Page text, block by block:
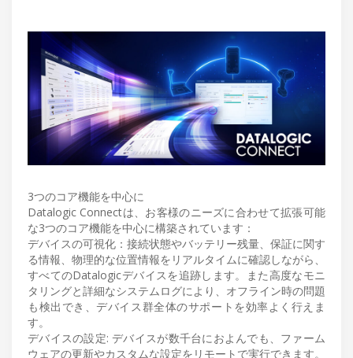
3つのコア機能を中心に
Datalogic Connectは、お客様のニーズに合わせて拡張可能
な3つのコア機能を中心に構築されています：
デバイスの可視化：接続状態やバッテリー残量、保証に関す
る情報、物理的な位置情報をリアルタイムに確認しながら、
すべてのDatalogicデバイスを追跡します。また高度なモニ
タリングと詳細なシステムログにより、オフライン時の問題
も検出でき、デバイス群全体のサポートを効率よく行えま
す。
デバイスの設定: デバイスが数千台におよんでも、ファーム
ウェアの更新やカスタムな設定をリモートで実行できます。